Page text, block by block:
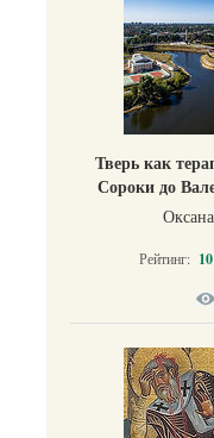
Тверь как
Сороки до
Рейтинг: 10